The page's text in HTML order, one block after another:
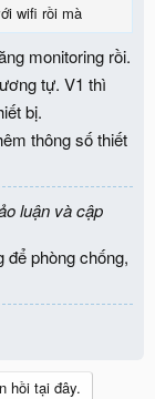
wifi rồi mà
monitoring rồi.
tự. V1 thì
bị.
thông số thiết
luận và cập
để phòng chống,
hồi tại đây.